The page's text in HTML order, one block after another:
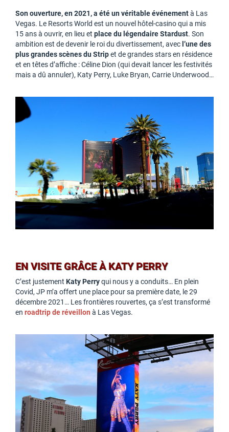
Son ouverture, en 2021, a été un véritable événementà Las
Vegas. Le Resorts World est un nouvel hôtel-casino qui a mis
15 ans à ouvrir, en lieu et place du légendaire Stardust. Son
ambition est de devenir le roi du divertissement, avec l’une des
plus grandes scènes du Stripet de grandes stars en résidence
et en têtes d’affiche : Céline Dion (qui devait lancer les festivités
mais a dû annuler), Katy Perry, Luke Bryan, Carrie Underwood…
EN VISITE GRÂCE À KATY PERRY
C’est justement Katy Perryqui nous y a conduits… En plein
Covid, JP m’a offert une place pour sa première date, le 29
décembre 2021… Les frontières rouvertes, ça s’est transformé
en roadtrip de réveillon à Las Vegas.